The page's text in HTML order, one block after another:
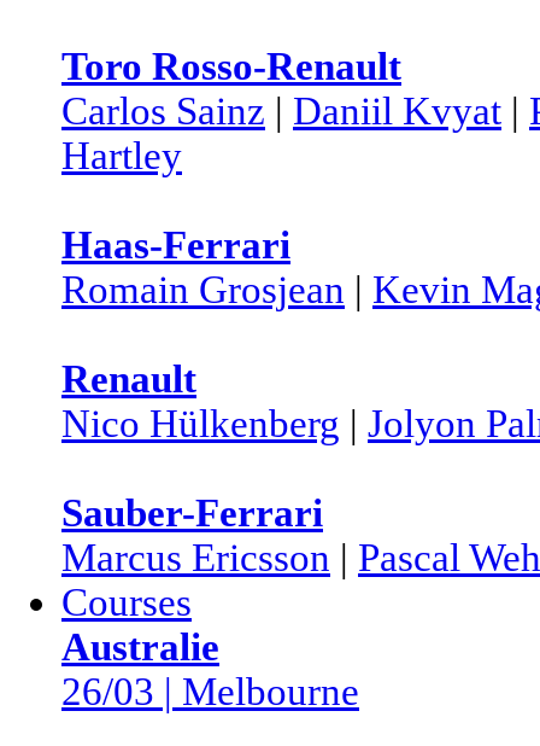
Toro Rosso-Renault
Carlos Sainz | Daniil Kvyat |
Hartley
Haas-Ferrari
Romain Grosjean | Kevin
Renault
Nico Hülkenberg | Jolyon
Sauber-Ferrari
Marcus Ericsson | Pascal
Courses
Australie
26/03 | Melbourne